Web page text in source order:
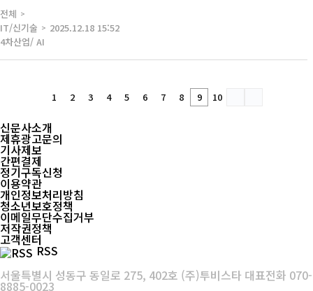
전체
IT/신기술
4차산업/ AI
2025.12.18 15:52
1 2 3 4 5 6 7 8 9 10
신문사소개
제휴광고문의
기사제보
간편결제
정기구독신청
이용약관
개인정보처리방침
청소년보호정책
이메일무단수집거부
저작권정책
고객센터
RSS
서울특별시 성동구 동일로 275, 402호 (주)투비스타 대표전화 070-
8885-0023